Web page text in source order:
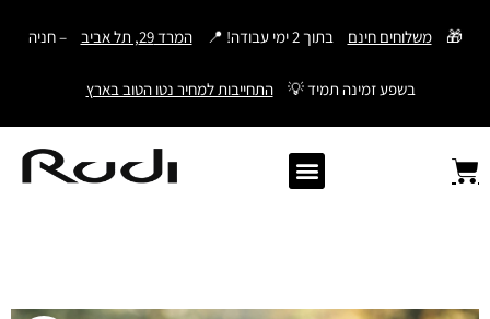
דילוג
🎁 משלוחים חינם בתוך 2 ימי עבודה! 📍 המרד 29, תל אביב – חניה
בשפע זמינה תמיד 💡 התחייבות למחיר נטו הטוב בארץ